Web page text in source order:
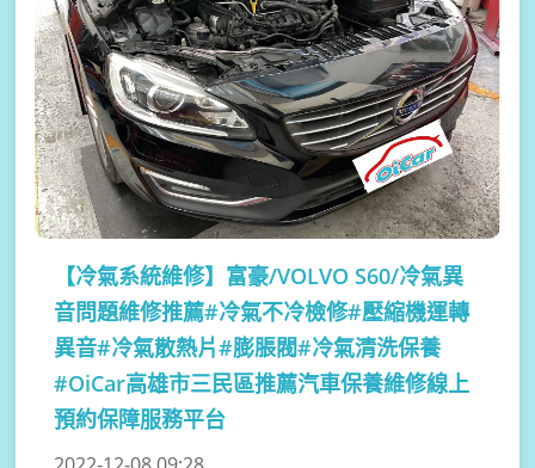
【冷氣系統維修】 富豪/VOLVO S60/冷氣異
音問題維修推薦#冷氣不冷檢修#壓縮機運轉
異音#冷氣散熱片#膨脹閥#冷氣清洗保養
#OiCar高雄市三民區推薦汽車保養維修線上
預約保障服務平台